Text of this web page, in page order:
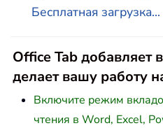
Бесплатная загрузка...
Office Tab добавляет
делает вашу работу
Включите режим
чтения в Word, Excel,